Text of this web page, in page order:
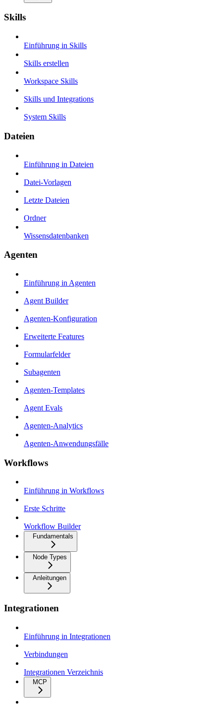
Skills
Einführung in Skills
Skills erstellen
Workspace Skills
Skills und Integrations
System Skills
Dateien
Einführung in Dateien
Datei-Vorlagen
Letzte Dateien
Ordner
Wissensdatenbanken
Agenten
Einführung in Agenten
Agent Builder
Agenten-Konfiguration
Erweiterte Features
Formularfelder
Subagenten
Agenten-Templates
Agent Evals
Agenten-Analytics
Agenten-Anwendungsfälle
Workflows
Einführung in Workflows
Erste Schritte
Workflow Builder
Fundamentals
Node Types
Anleitungen
Integrationen
Einführung in Integrationen
Verbindungen
Integrationen Verzeichnis
MCP